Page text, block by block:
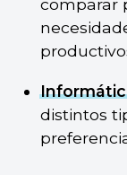
comparar
distintos